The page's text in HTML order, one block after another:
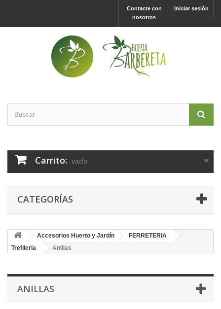
Iniciar sesión
Contacte con
nosotros
Carrito: vacío
CATEGORÍAS
Accesorios Huerto y Jardín
FERRETERIA
Trefileria
Anillas
ANILLAS